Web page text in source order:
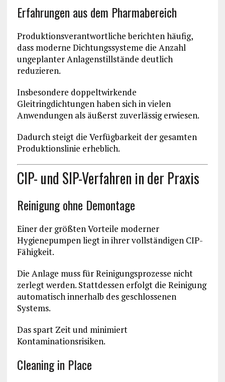
Erfahrungen aus dem Pharmabereich
Produktionsverantwortliche berichten häufig,
dass moderne Dichtungssysteme die Anzahl
ungeplanter Anlagenstillstände deutlich
reduzieren.
Insbesondere doppeltwirkende
Gleitringdichtungen haben sich in vielen
Anwendungen als äußerst zuverlässig erwiesen.
Dadurch steigt die Verfügbarkeit der gesamten
Produktionslinie erheblich.
CIP- und SIP-Verfahren in der Praxis
Reinigung ohne Demontage
Einer der größten Vorteile moderner
Hygienepumpen liegt in ihrer vollständigen CIP-
Fähigkeit.
Die Anlage muss für Reinigungsprozesse nicht
zerlegt werden. Stattdessen erfolgt die Reinigung
automatisch innerhalb des geschlossenen
Systems.
Das spart Zeit und minimiert
Kontaminationsrisiken.
Cleaning in Place